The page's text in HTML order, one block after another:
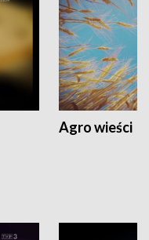
Agro wieści